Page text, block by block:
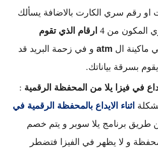
او رقم سري الكارت بالاضافة يسألك
المكون من 4
ارقام الذي تقوم
ماكينة ال atm و في زحمة البريد قد
بسرقة بياناتك.
في فيزا يلا من المحفظة الرقمية :
اثناء الايداع بالمحفظة الرقمية في
طريق برنامج يلا سوبر و يتم خصم
و لا يظهر في الفيزا فتضطر